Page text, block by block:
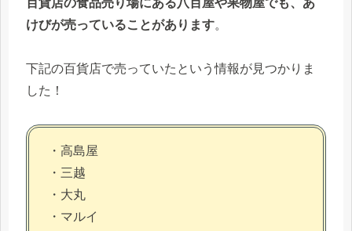
けびが売っていることがあります。
下記の百貨店で売っていたという情報が見つかりま
した！
・高島屋
・三越
・大丸
・マルイ